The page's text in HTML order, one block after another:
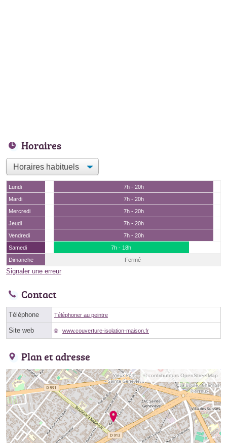
Horaires
Lundi
7h - 20h
Mardi
7h - 20h
Mercredi
7h - 20h
Jeudi
7h - 20h
Vendredi
7h - 20h
Samedi
7h - 18h
Dimanche
Fermé
Signaler une erreur
Contact
Téléphone Téléphoner au peintre
Site web www.couverture-isolation-maison.fr
Plan et adresse
© contributeurs OpenStreetMap